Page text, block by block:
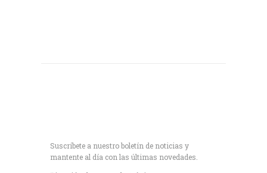
Suscríbete a nuestro boletín de noticias y
mantente al día con las últimas novedades.